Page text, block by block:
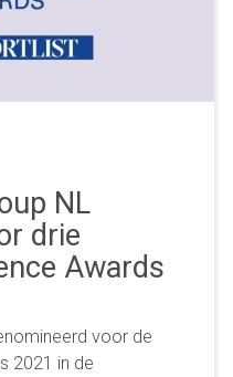
NL
drie
Awards
voor de
2021 in de